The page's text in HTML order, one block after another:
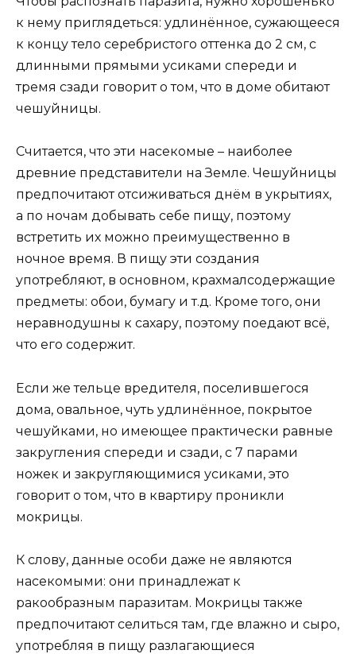
к нему приглядеться: удлинённое, сужающееся
к концу тело серебристого оттенка до 2 см, с
длинными прямыми усиками спереди и
тремя сзади говорит о том, что в доме обитают
чешуйницы.
Считается, что эти насекомые – наиболее
древние представители на Земле. Чешуйницы
предпочитают отсиживаться днём в укрытиях,
а по ночам добывать себе пищу, поэтому
встретить их можно преимущественно в
ночное время. В пищу эти создания
употребляют, в основном, крахмалсодержащие
предметы: обои, бумагу и т.д. Кроме того, они
неравнодушны к сахару, поэтому поедают всё,
что его содержит.
Если же тельце вредителя, поселившегося
дома, овальное, чуть удлинённое, покрытое
чешуйками, но имеющее практически равные
закругления спереди и сзади, с 7 парами
ножек и закругляющимися усиками, это
говорит о том, что в квартиру проникли
мокрицы.
К слову, данные особи даже не являются
насекомыми: они принадлежат к
ракообразным паразитам. Мокрицы также
предпочитают селиться там, где влажно и сыро,
употребляя в пищу разлагающиеся